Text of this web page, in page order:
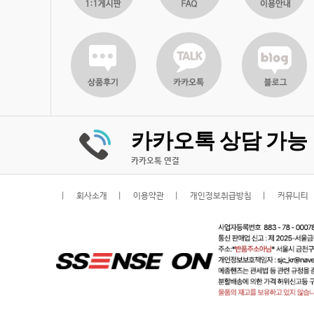
카카오톡 상담 가능
카카오톡 연결
회사소개 이용약관 개인정보취급방침 커뮤니티